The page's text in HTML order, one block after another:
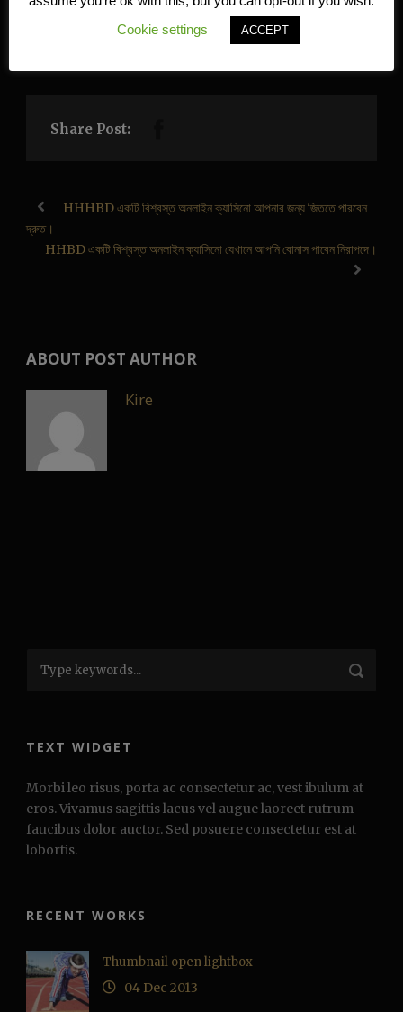
এটি ভবিষ্যতে任何 সমস্যা এড়াতে সাহায্য করবে।
Share Post:
HHHBD একটি বিশ্বস্ত অনলাইন ক্যাসিনো আপনার জন্য জিততে পারবেন
দ্রুত।
HHBD একটি বিশ্বস্ত অনলাইন ক্যাসিনো যেখানে আপনি বোনাস পাবেন নিরাপদে।
ABOUT POST AUTHOR
Kire
TEXT WIDGET
Morbi leo risus, porta ac consectetur ac, vest ibulum at
eros. Vivamus sagittis lacus vel augue laoreet rutrum
faucibus dolor auctor. Sed posuere consectetur est at
lobortis.
RECENT WORKS
Thumbnail open lightbox
04 Dec 2013
Cookie settings
ACCEPT